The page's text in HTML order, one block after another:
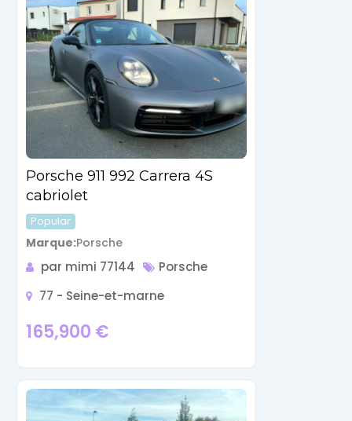
Porsche 911 992 Carrera 4S
cabriolet
Popular
Marque Porsche
par mimi 77144
Porsche
77 - Seine-et-marne
165,900 €